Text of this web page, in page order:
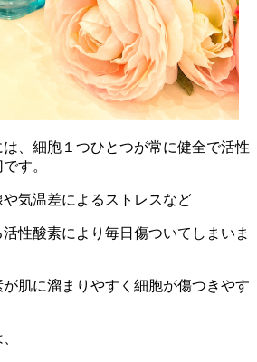
、細胞１つひとつが常に健全で活性
す。
気温差によるストレスなど
性酸素により毎日傷ついてしまいま
肌に溜まりやすく細胞が傷つきやす